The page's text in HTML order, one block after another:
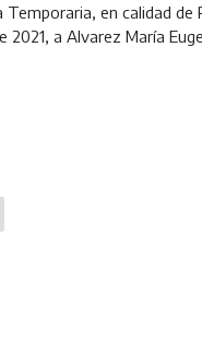
en calidad
2021, a Alvarez María